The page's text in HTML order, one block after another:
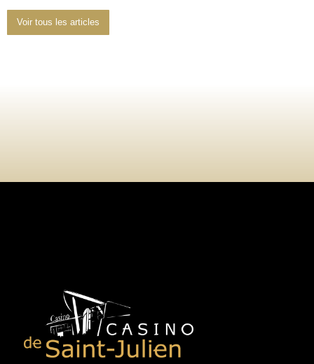
Voir tous les articles